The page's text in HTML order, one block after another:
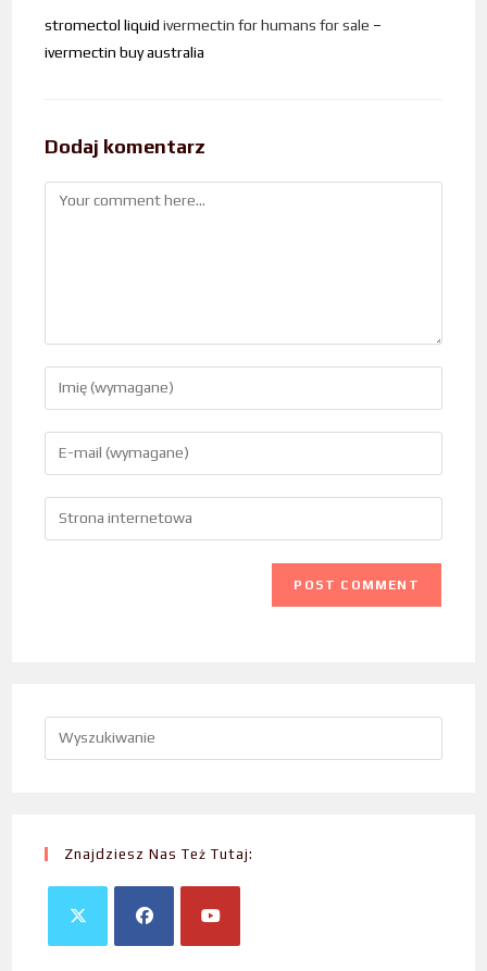
stromectol liquidivermectin for humans for sale –
ivermectin buy australia
Dodaj komentarz
Znajdziesz Nas Też Tutaj: